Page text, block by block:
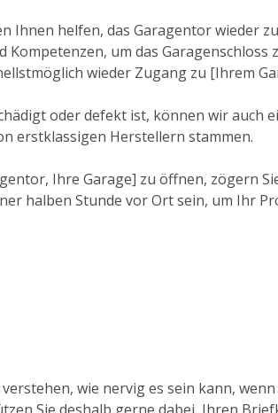
Ihnen helfen, das Garagentor wieder
um das
wieder Zugang zu [Ihrem
oder defekt ist, können wir
erstklassigen Herstellern stammen.
Ihre Garage] zu öffnen, zögern
halben Stunde vor Ort sein, um Ihr
wie nervig es sein kann,